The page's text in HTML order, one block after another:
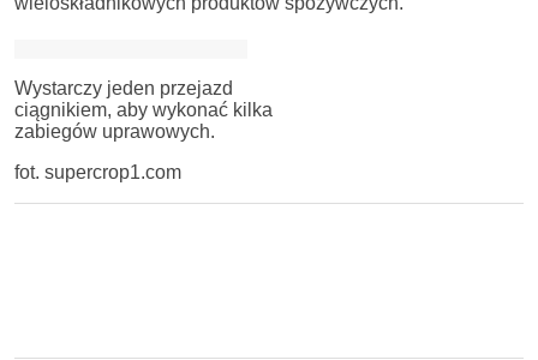
Wystarczy jeden przejazd
ciągnikiem, aby wykonać kilka
zabiegów uprawowych.
fot. supercrop1.com